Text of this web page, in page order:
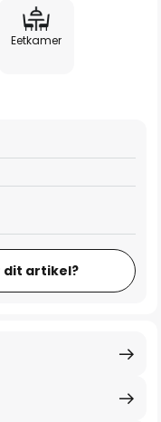
Eetkamer
dit artikel?